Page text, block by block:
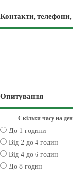
Контакти, телефони,
Опитування
Скільки часу на
До 1 години
Від 2 до 4 годин
Від 4 до 6 годин
До 8 годин